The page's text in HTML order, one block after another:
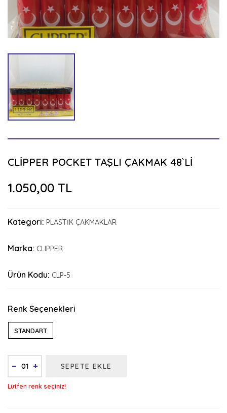
CLİPPER POCKET TAŞLI ÇAKMAK 48`Lİ
1.050,00 TL
Kategori: PLASTİK ÇAKMAKLAR
Marka: CLIPPER
Ürün Kodu: CLP-5
Renk Seçenekleri
STANDART
SEPETE EKLE
Lütfen renk seçiniz!